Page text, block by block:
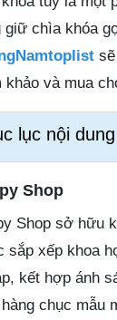
giữ chìa khóa
khảo và mua
lục nội dung
Shop
Shop sở hữu
sắp xếp khoa
kết hợp ánh
chục mẫu